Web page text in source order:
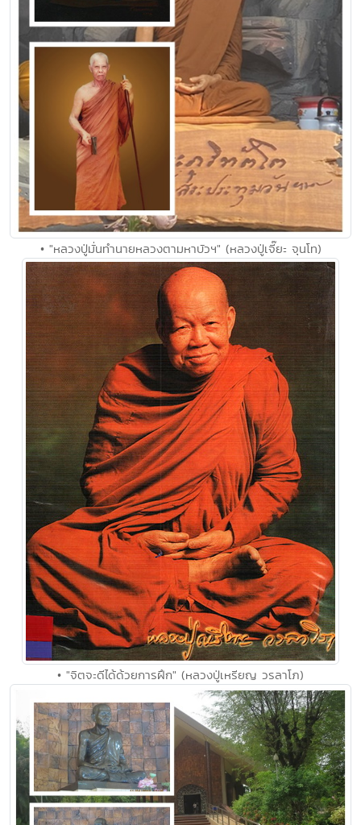
• "หลวงปู่มั่นทำนายหลวงตามหาบัวฯ" (หลวงปู่เจี๊ยะ จุนโท)
• "จิตจะดีได้ด้วยการฝึก" (หลวงปู่เหรียญ วรลาโภ)